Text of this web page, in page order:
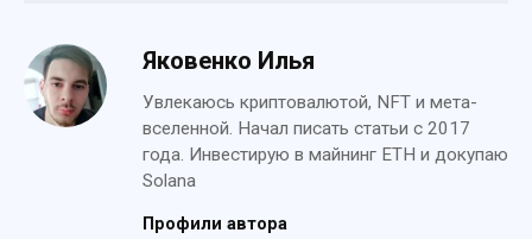
Яковенко Илья
Увлекаюсь криптовалютой, NFT и мета-
вселенной. Начал писать статьи с 2017
года. Инвестирую в майнинг ETH и докупаю
Solana
Профили автора